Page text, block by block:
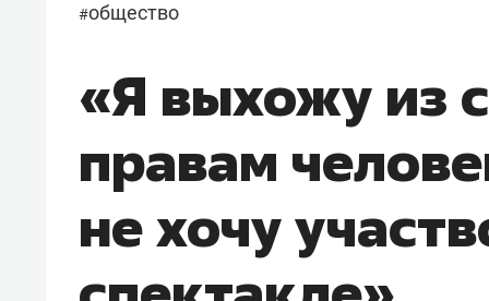
#общество
«Я выхожу из
правам
не хочу
Василь Мазитов
МАРТ
«Не зная местных
потерять минимум
полгода»